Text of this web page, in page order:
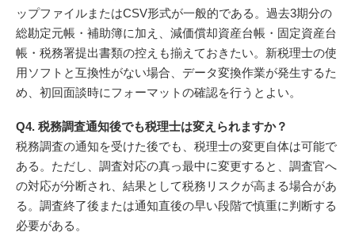
ップファイルまたはCSV形式が一般的である。過去3期分の
総勘定元帳・補助簿に加え、減価償却資産台帳・固定資産台
帳・税務署提出書類の控えも揃えておきたい。新税理士の使
用ソフトと互換性がない場合、データ変換作業が発生するた
め、初回面談時にフォーマットの確認を行うとよい。
Q4. 税務調査通知後でも税理士は変えられますか？
税務調査の通知を受けた後でも、税理士の変更自体は可能で
ある。ただし、調査対応の真っ最中に変更すると、調査官へ
の対応が分断され、結果として税務リスクが高まる場合があ
る。調査終了後または通知直後の早い段階で慎重に判断する
必要がある。